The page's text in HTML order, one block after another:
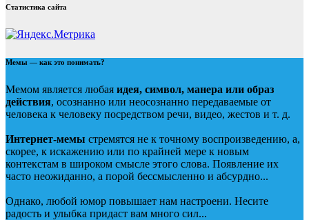
Статистика сайта
Мемы — как это понимать?
Мемом является любая идея, символ, манера или образ
действия, осознанно или неосознанно передаваемые от
человека к человеку посредством речи, видео, жестов и т. д.
Интернет-мемы стремятся не к точному воспроизведению, а,
скорее, к искажению или по крайней мере к новым
контекстам в широком смысле этого слова. Появление их
часто неожиданно, а порой бессмысленно и абсурдно...
Однако, любой юмор повышает нам настроени. Несите
радость и улыбка придаст вам много сил...